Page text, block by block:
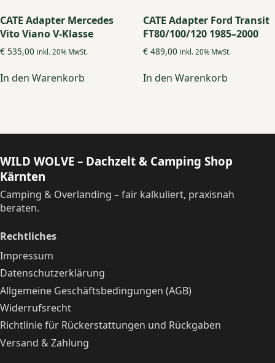
CATE Adapter Mercedes
Vito Viano V-Klasse
€ 535,00 inkl. 20% MwSt.
In den Warenkorb
CATE Adapter Ford Transit
FT80/100/120 1985–2000
€489,00 inkl. 20% MwSt.
In den Warenkorb
WILD WOLVE – Dachzelt & Camping Shop
Kärnten
Camping & Overlanding – fair kalkuliert, praxisnah
beraten.
Rechtliches
Impressum
Datenschutzerklärung
Allgemeine Geschäftsbedingungen (AGB)
Widerrufsrecht
Richtlinie für Rückerstattungen und Rückgaben
Versand & Zahlung